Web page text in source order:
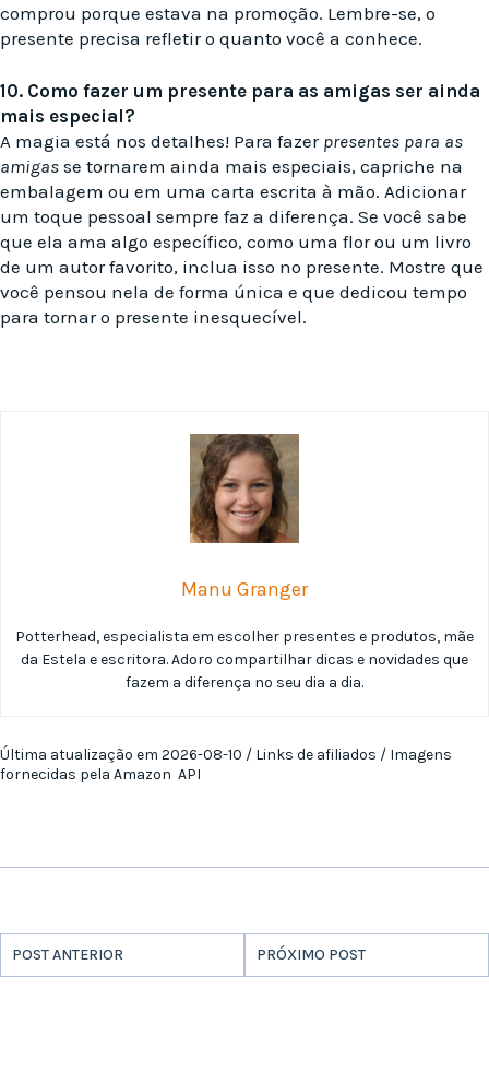
comprou porque estava na promoção. Lembre-se, o
presente precisa refletir o quanto você a conhece.
10. Como fazer um presente para as amigas ser ainda
mais especial?
A magia está nos detalhes! Para fazer presentes para as
amigas se tornarem ainda mais especiais, capriche na
embalagem ou em uma carta escrita à mão. Adicionar
um toque pessoal sempre faz a diferença. Se você sabe
que ela ama algo específico, como uma flor ou um livro
de um autor favorito, inclua isso no presente. Mostre que
você pensou nela de forma única e que dedicou tempo
para tornar o presente inesquecível.
Manu Granger
Potterhead, especialista em escolher presentes e produtos, mãe
da Estela e escritora. Adoro compartilhar dicas e novidades que
fazem a diferença no seu dia a dia.
Última atualização em 2026-08-10 / Links de afiliados / Imagens
fornecidas pela Amazon API
POST ANTERIOR PRÓXIMO POST